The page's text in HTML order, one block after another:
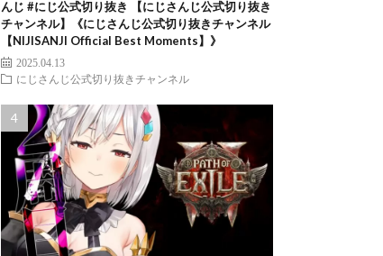
んじ #にじ公式切り抜き 【にじさんじ公式切り抜き
チャンネル】《にじさんじ公式切り抜きチャンネル
【NIJISANJI Official Best Moments】》
2025.04.13
にじさんじ公式切り抜きチャンネル